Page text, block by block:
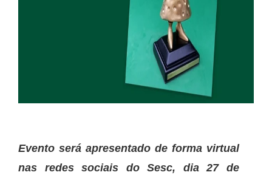
Evento será apresentado de forma virtual
nas redes sociais do Sesc, dia 27 de